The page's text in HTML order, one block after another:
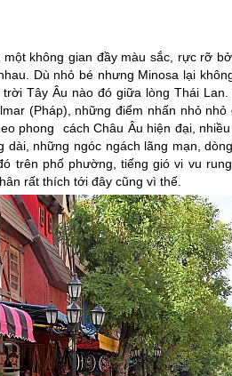
không gian đầy màu sắc, rực rỡ
Dù nhỏ bé nhưng Minosa lại
Tây Âu nào đó giữa lòng Thái Lan.
(Pháp), những điểm nhấn nhỏ
phong cách Châu Âu hiện đại,
dài, những ngóc ngách lãng mạn,
trên phố phường, tiếng gió vi vu
rất thích tới đây cũng vì thế.